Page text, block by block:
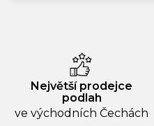
Největší prodejce
podlah
ve východních Čechách